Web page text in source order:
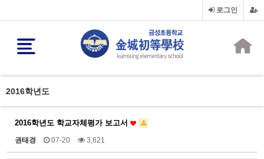
로그인
2016학년도
2016학년도 학교자체평가 보고서
권태경 07-20 3,621